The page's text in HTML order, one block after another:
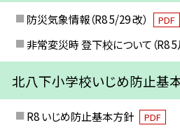
防災気象情報（R8 5/29 改） PDF
非常変災時 登下校について（R8 5
北八下小学校いじめ防止基
R8 いじめ防止基本方針 PDF